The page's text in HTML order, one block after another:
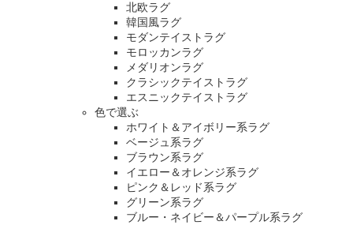
北欧ラグ
韓国風ラグ
モダンテイストラグ
モロッカンラグ
メダリオンラグ
クラシックテイストラグ
エスニックテイストラグ
色で選ぶ
ホワイト＆アイボリー系ラグ
ベージュ系ラグ
ブラウン系ラグ
イエロー＆オレンジ系ラグ
ピンク＆レッド系ラグ
グリーン系ラグ
ブルー・ネイビー＆パープル系ラグ